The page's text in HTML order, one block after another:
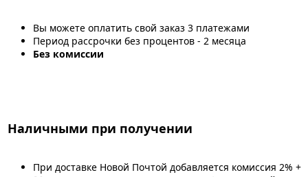
Вы можете оплатить свой заказ 3 платежами
Период рассрочки без процентов - 2 месяца
Без комиссии
Наличными при получении
При доставке Новой Почтой добавляется комиссия 2% +